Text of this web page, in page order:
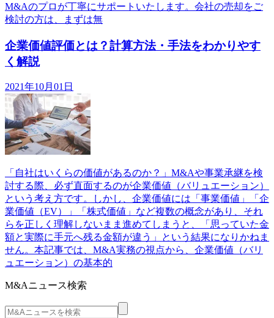
M&Aのプロが丁寧にサポートいたします。会社の売却をご
検討の方は、まずは無
企業価値評価とは？計算方法・手法をわかりやす
く解説
2021年10月01日
「自社はいくらの価値があるのか？」M&Aや事業承継を検
討する際、必ず直面するのが企業価値（バリュエーション）
という考え方です。しかし、企業価値には「事業価値」「企
業価値（EV）」「株式価値」など複数の概念があり、それ
らを正しく理解しないまま進めてしまうと、「思っていた金
額と実際に手元へ残る金額が違う」という結果になりかねま
せん。本記事では、M&A実務の視点から、企業価値（バリ
ュエーション）の基本的
M&Aニュース検索